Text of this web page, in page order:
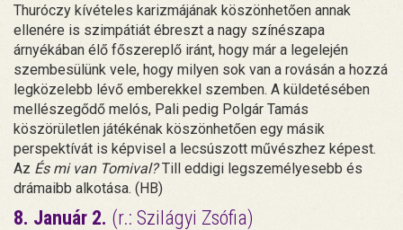
Thuróczy kívételes karizmájának köszönhetően annak
ellenére is szimpátiát ébreszt a nagy színészapa
árnyékában élő főszereplő iránt, hogy már a legelején
szembesülünk vele, hogy milyen sok van a rovásán a hozzá
legközelebb lévő emberekkel szemben. A küldetésében
mellészegődő melós, Pali pedig Polgár Tamás
köszörületlen játékénak köszönhetően egy másik
perspektívát is képvisel a lecsúszott művészhez képest.
Az És mi van Tomival?Till eddigi legszemélyesebb és
drámaibb alkotása. (HB)
8. Január 2. (r.: Szilágyi Zsófia)